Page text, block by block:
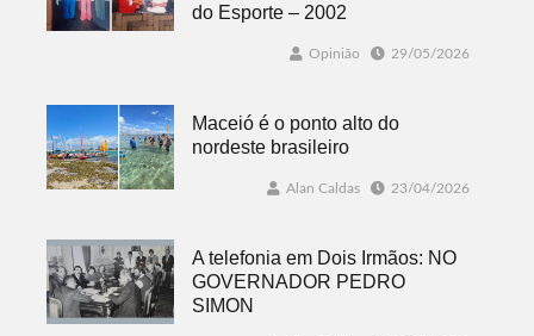
do Esporte – 2002
Opinião 29/05/2026
Maceió é o ponto alto do
nordeste brasileiro
Alan Caldas 23/04/2026
A telefonia em Dois Irmãos: NO
GOVERNADOR PEDRO
SIMON